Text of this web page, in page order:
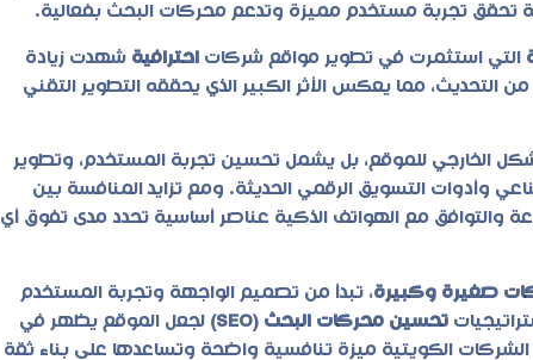
تحقق تجربة مستخدم مميزة وتدعم محركات البحث بفعالية.
التي استثمرت في تطوير مواقع شركات احترافية شهدت زيادة
التحديث، مما يعكس الأثر الكبير الذي يحققه التطوير التقني
الخارجي للموقع، بل يشمل تحسين تجربة المستخدم، وتطوير
وأدوات التسويق الرقمي الحديثة. ومع تزايد المنافسة بين
والتوافق مع الهواتف الذكية عناصر أساسية تحدد مدى تفوق أي
صغيرة وكبيرة، تبدأ من تصميم الواجهة وتجربة المستخدم
تحسين محركات البحث (SEO)
لجعل الموقع يظهر في
الكويتية ميزة تنافسية واضحة وتساعدها على بناء ثقة